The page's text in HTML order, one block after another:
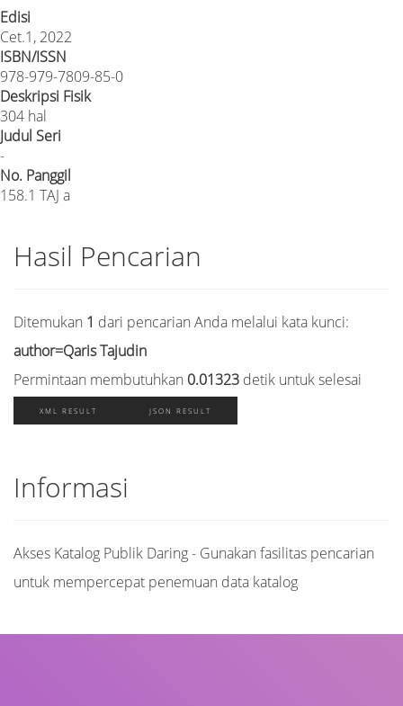
Edisi
Cet.1, 2022
ISBN/ISSN
978-979-7809-85-0
Deskripsi Fisik
304 hal
Judul Seri
-
No. Panggil
158.1 TAJ a
Hasil Pencarian
Ditemukan 1 dari pencarian Anda melalui kata kunci:
author=Qaris Tajudin
Permintaan membutuhkan 0.01323 detik untuk selesai
XML RESULT JSON RESULT
Informasi
Akses Katalog Publik Daring - Gunakan fasilitas pencarian
untuk mempercepat penemuan data katalog